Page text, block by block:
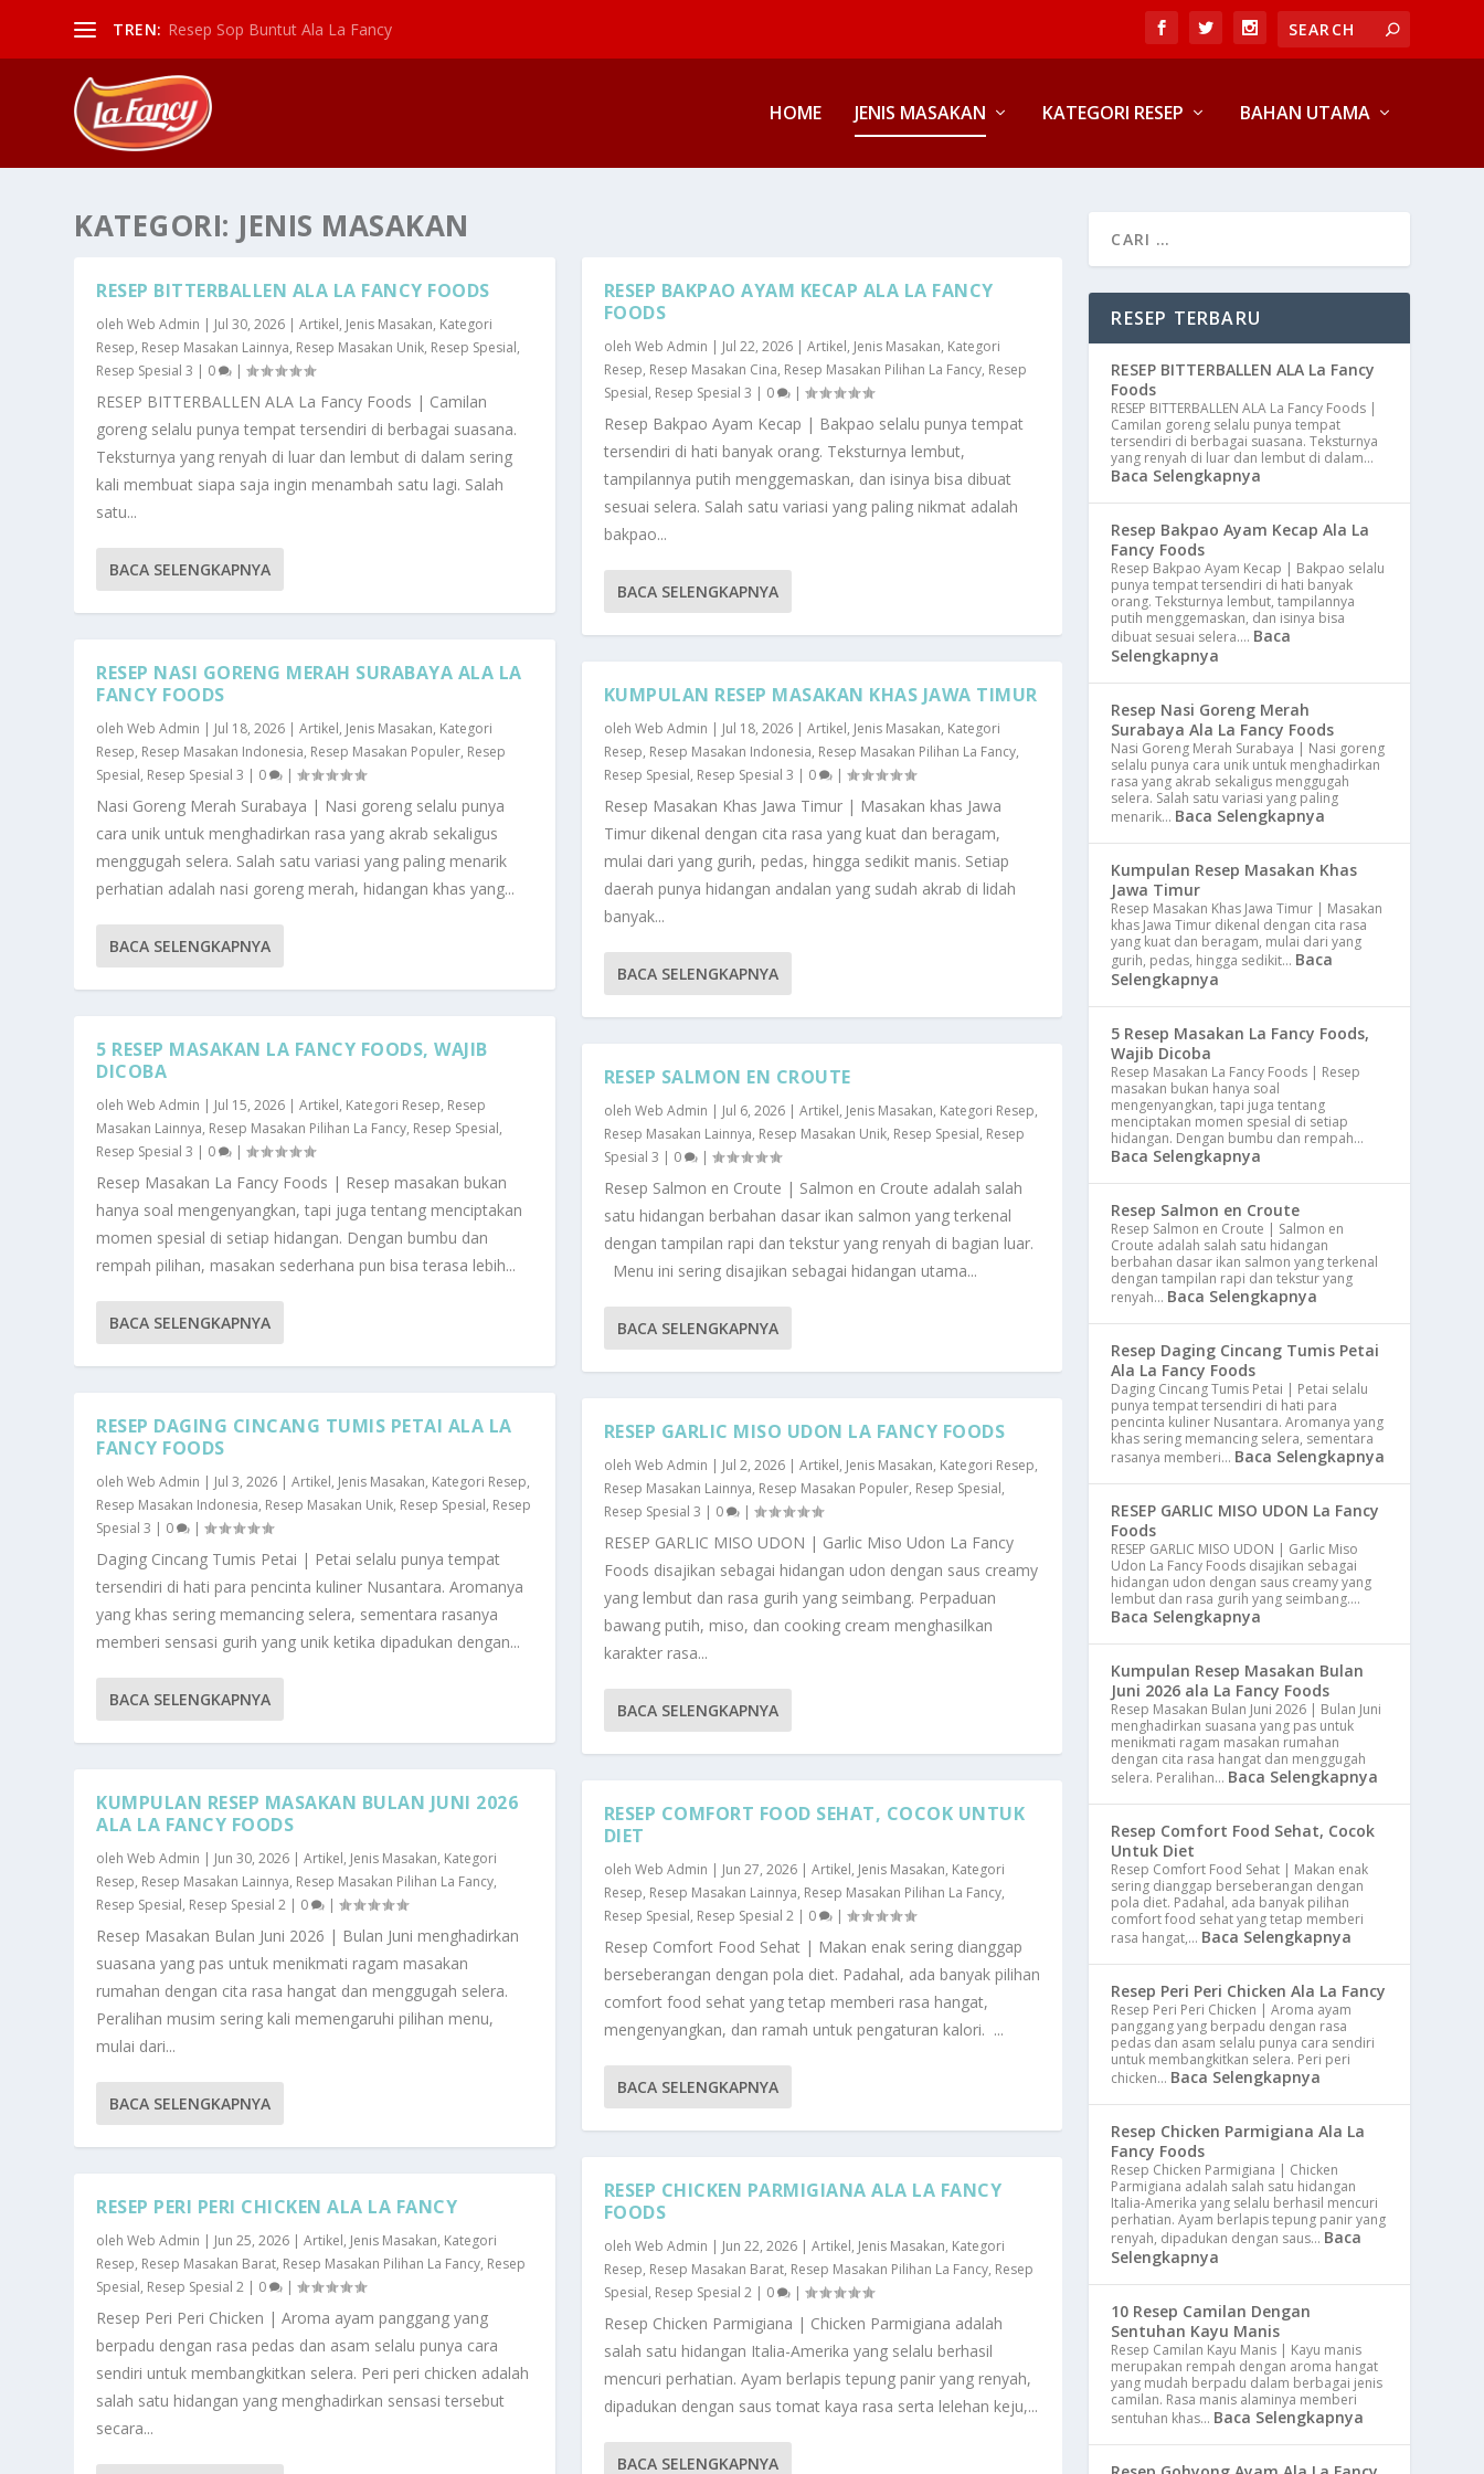
TREN: Resep Sop Buntut Ala La Fancy
HOME JENIS MASAKAN KATEGORI RESEP BAHAN UTAMA
KATEGORI: JENIS MASAKAN
RESEP BITTERBALLEN ALA LA FANCY FOODS
olehWeb Admin | Jul 30, 2026 |Artikel, Jenis Masakan, Kategori
Resep, Resep Masakan Lainnya, Resep Masakan Unik, Resep Spesial,
Resep Spesial 3 | 0 |
RESEP BITTERBALLEN ALA La Fancy Foods | Camilan
goreng selalu punya tempat tersendiri di berbagai suasana.
Teksturnya yang renyah di luar dan lembut di dalam sering
kali membuat siapa saja ingin menambah satu lagi. Salah
satu...
BACA SELENGKAPNYA
RESEP NASI GORENG MERAH SURABAYA ALA LA
FANCY FOODS
olehWeb Admin | Jul 18, 2026 |Artikel, Jenis Masakan, Kategori
Resep, Resep Masakan Indonesia, Resep Masakan Populer, Resep
Spesial, Resep Spesial 3 | 0 |
Nasi Goreng Merah Surabaya | Nasi goreng selalu punya
cara unik untuk menghadirkan rasa yang akrab sekaligus
menggugah selera. Salah satu variasi yang paling menarik
perhatian adalah nasi goreng merah, hidangan khas yang...
BACA SELENGKAPNYA
5 RESEP MASAKAN LA FANCY FOODS, WAJIB
DICOBA
olehWeb Admin | Jul 15, 2026 |Artikel, Kategori Resep, Resep
Masakan Lainnya, Resep Masakan Pilihan La Fancy, Resep Spesial,
Resep Spesial 3 | 0 |
Resep Masakan La Fancy Foods | Resep masakan bukan
hanya soal mengenyangkan, tapi juga tentang menciptakan
momen spesial di setiap hidangan. Dengan bumbu dan
rempah pilihan, masakan sederhana pun bisa terasa lebih...
BACA SELENGKAPNYA
RESEP DAGING CINCANG TUMIS PETAI ALA LA
FANCY FOODS
olehWeb Admin | Jul 3, 2026 |Artikel, Jenis Masakan, Kategori Resep,
Resep Masakan Indonesia, Resep Masakan Unik, Resep Spesial, Resep
Spesial 3 | 0 |
Daging Cincang Tumis Petai | Petai selalu punya tempat
tersendiri di hati para pencinta kuliner Nusantara. Aromanya
yang khas sering memancing selera, sementara rasanya
memberi sensasi gurih yang unik ketika dipadukan dengan...
BACA SELENGKAPNYA
KUMPULAN RESEP MASAKAN BULAN JUNI 2026
ALA LA FANCY FOODS
olehWeb Admin | Jun 30, 2026 |Artikel, Jenis Masakan, Kategori
Resep, Resep Masakan Lainnya, Resep Masakan Pilihan La Fancy,
Resep Spesial, Resep Spesial 2 | 0 |
Resep Masakan Bulan Juni 2026 | Bulan Juni menghadirkan
suasana yang pas untuk menikmati ragam masakan
rumahan dengan cita rasa hangat dan menggugah selera.
Peralihan musim sering kali memengaruhi pilihan menu,
mulai dari...
BACA SELENGKAPNYA
RESEP PERI PERI CHICKEN ALA LA FANCY
olehWeb Admin | Jun 25, 2026 |Artikel, Jenis Masakan, Kategori
Resep, Resep Masakan Barat, Resep Masakan Pilihan La Fancy, Resep
Spesial, Resep Spesial 2 | 0 |
Resep Peri Peri Chicken | Aroma ayam panggang yang
berpadu dengan rasa pedas dan asam selalu punya cara
sendiri untuk membangkitkan selera. Peri peri chicken adalah
salah satu hidangan yang menghadirkan sensasi tersebut
secara...
RESEP BAKPAO AYAM KECAP ALA LA FANCY
FOODS
oleh Web Admin | Jul 22, 2026| Artikel, Jenis Masakan, Kategori
Resep, Resep Masakan Cina, Resep Masakan Pilihan La Fancy, Resep
Spesial, Resep Spesial 3 | 0 |
Resep Bakpao Ayam Kecap | Bakpao selalu punya tempat
tersendiri di hati banyak orang. Teksturnya lembut,
tampilannya putih menggemaskan, dan isinya bisa dibuat
sesuai selera. Salah satu variasi yang paling nikmat adalah
bakpao...
BACA SELENGKAPNYA
KUMPULAN RESEP MASAKAN KHAS JAWA TIMUR
oleh Web Admin | Jul 18, 2026| Artikel, Jenis Masakan, Kategori
Resep, Resep Masakan Indonesia, Resep Masakan Pilihan La Fancy,
Resep Spesial, Resep Spesial 3 | 0 |
Resep Masakan Khas Jawa Timur | Masakan khas Jawa
Timur dikenal dengan cita rasa yang kuat dan beragam,
mulai dari yang gurih, pedas, hingga sedikit manis. Setiap
daerah punya hidangan andalan yang sudah akrab di lidah
banyak...
BACA SELENGKAPNYA
RESEP SALMON EN CROUTE
oleh Web Admin | Jul 6, 2026| Artikel, Jenis Masakan, Kategori Resep,
Resep Masakan Lainnya, Resep Masakan Unik, Resep Spesial, Resep
Spesial 3 | 0 |
Resep Salmon en Croute | Salmon en Croute adalah salah
satu hidangan berbahan dasar ikan salmon yang terkenal
dengan tampilan rapi dan tekstur yang renyah di bagian luar.
Menu ini sering disajikan sebagai hidangan utama...
BACA SELENGKAPNYA
RESEP GARLIC MISO UDON LA FANCY FOODS
oleh Web Admin | Jul 2, 2026| Artikel, Jenis Masakan, Kategori Resep,
Resep Masakan Lainnya, Resep Masakan Populer, Resep Spesial,
Resep Spesial 3 | 0 |
RESEP GARLIC MISO UDON | Garlic Miso Udon La Fancy
Foods disajikan sebagai hidangan udon dengan saus creamy
yang lembut dan rasa gurih yang seimbang. Perpaduan
bawang putih, miso, dan cooking cream menghasilkan
karakter rasa...
BACA SELENGKAPNYA
RESEP COMFORT FOOD SEHAT, COCOK UNTUK
DIET
oleh Web Admin | Jun 27, 2026| Artikel, Jenis Masakan, Kategori
Resep, Resep Masakan Lainnya, Resep Masakan Pilihan La Fancy,
Resep Spesial, Resep Spesial 2| 0 |
Resep Comfort Food Sehat | Makan enak sering dianggap
berseberangan dengan pola diet. Padahal, ada banyak pilihan
comfort food sehat yang tetap memberi rasa hangat,
mengenyangkan, dan ramah untuk pengaturan kalori. ...
BACA SELENGKAPNYA
RESEP CHICKEN PARMIGIANA ALA LA FANCY
FOODS
oleh Web Admin | Jun 22, 2026| Artikel, Jenis Masakan, Kategori
Resep, Resep Masakan Barat, Resep Masakan Pilihan La Fancy, Resep
Spesial, Resep Spesial 2| 0 |
Resep Chicken Parmigiana | Chicken Parmigiana adalah
salah satu hidangan Italia-Amerika yang selalu berhasil
mencuri perhatian. Ayam berlapis tepung panir yang renyah,
dipadukan dengan saus tomat kaya rasa serta lelehan keju,...
BACA SELENGKAPNYA
RESEP TERBARU
RESEP BITTERBALLEN ALA La Fancy
Foods
RESEP BITTERBALLEN ALA La Fancy Foods |
Camilan goreng selalu punya tempat
tersendiri di berbagai suasana. Teksturnya
yang renyah di luar dan lembut di dalam…
Baca Selengkapnya
Resep Bakpao Ayam Kecap Ala La
Fancy Foods
Resep Bakpao Ayam Kecap | Bakpao selalu
punya tempat tersendiri di hati banyak
orang. Teksturnya lembut, tampilannya
putih menggemaskan, dan isinya bisa
dibuat sesuai selera.… Baca
Selengkapnya
Resep Nasi Goreng Merah
Surabaya Ala La Fancy Foods
Nasi Goreng Merah Surabaya | Nasi goreng
selalu punya cara unik untuk menghadirkan
rasa yang akrab sekaligus menggugah
selera. Salah satu variasi yang paling
menarik… Baca Selengkapnya
Kumpulan Resep Masakan Khas
Jawa Timur
Resep Masakan Khas Jawa Timur | Masakan
khas Jawa Timur dikenal dengan cita rasa
yang kuat dan beragam, mulai dari yang
gurih, pedas, hingga sedikit… Baca
Selengkapnya
5 Resep Masakan La Fancy Foods,
Wajib Dicoba
Resep Masakan La Fancy Foods | Resep
masakan bukan hanya soal
mengenyangkan, tapi juga tentang
menciptakan momen spesial di setiap
hidangan. Dengan bumbu dan rempah…
Baca Selengkapnya
Resep Salmon en Croute
Resep Salmon en Croute | Salmon en
Croute adalah salah satu hidangan
berbahan dasar ikan salmon yang terkenal
dengan tampilan rapi dan tekstur yang
renyah… Baca Selengkapnya
Resep Daging Cincang Tumis Petai
Ala La Fancy Foods
Daging Cincang Tumis Petai | Petai selalu
punya tempat tersendiri di hati para
pencinta kuliner Nusantara. Aromanya yang
khas sering memancing selera, sementara
rasanya memberi… Baca Selengkapnya
RESEP GARLIC MISO UDON La Fancy
Foods
RESEP GARLIC MISO UDON | Garlic Miso
Udon La Fancy Foods disajikan sebagai
hidangan udon dengan saus creamy yang
lembut dan rasa gurih yang seimbang.…
Baca Selengkapnya
Kumpulan Resep Masakan Bulan
Juni 2026 ala La Fancy Foods
Resep Masakan Bulan Juni 2026 | Bulan Juni
menghadirkan suasana yang pas untuk
menikmati ragam masakan rumahan
dengan cita rasa hangat dan menggugah
selera. Peralihan… Baca Selengkapnya
Resep Comfort Food Sehat, Cocok
Untuk Diet
Resep Comfort Food Sehat | Makan enak
sering dianggap berseberangan dengan
pola diet. Padahal, ada banyak pilihan
comfort food sehat yang tetap memberi
rasa hangat,… Baca Selengkapnya
Resep Peri Peri Chicken Ala La Fancy
Resep Peri Peri Chicken | Aroma ayam
panggang yang berpadu dengan rasa
pedas dan asam selalu punya cara sendiri
untuk membangkitkan selera. Peri peri
chicken… Baca Selengkapnya
Resep Chicken Parmigiana Ala La
Fancy Foods
Resep Chicken Parmigiana | Chicken
Parmigiana adalah salah satu hidangan
Italia-Amerika yang selalu berhasil mencuri
perhatian. Ayam berlapis tepung panir yang
renyah, dipadukan dengan saus… Baca
Selengkapnya
10 Resep Camilan Dengan
Sentuhan Kayu Manis
Resep Camilan Kayu Manis | Kayu manis
merupakan rempah dengan aroma hangat
yang mudah berpadu dalam berbagai jenis
camilan. Rasa manis alaminya memberi
sentuhan khas… Baca Selengkapnya